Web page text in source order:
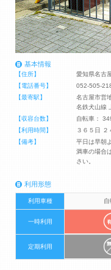
基本情報
【住所】
愛知県名古
【電話番号】
052-505-
【最寄駅】
名古屋市営
名鉄犬山線
【収容台数】
自転車：
【利用時間】
３６５日 ２
【備考】
平日は早朝
満車の場合
さい。
利用形態
利用車種 自
一時利用
定期利用